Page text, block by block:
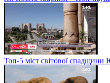
Топ-5 міст світової